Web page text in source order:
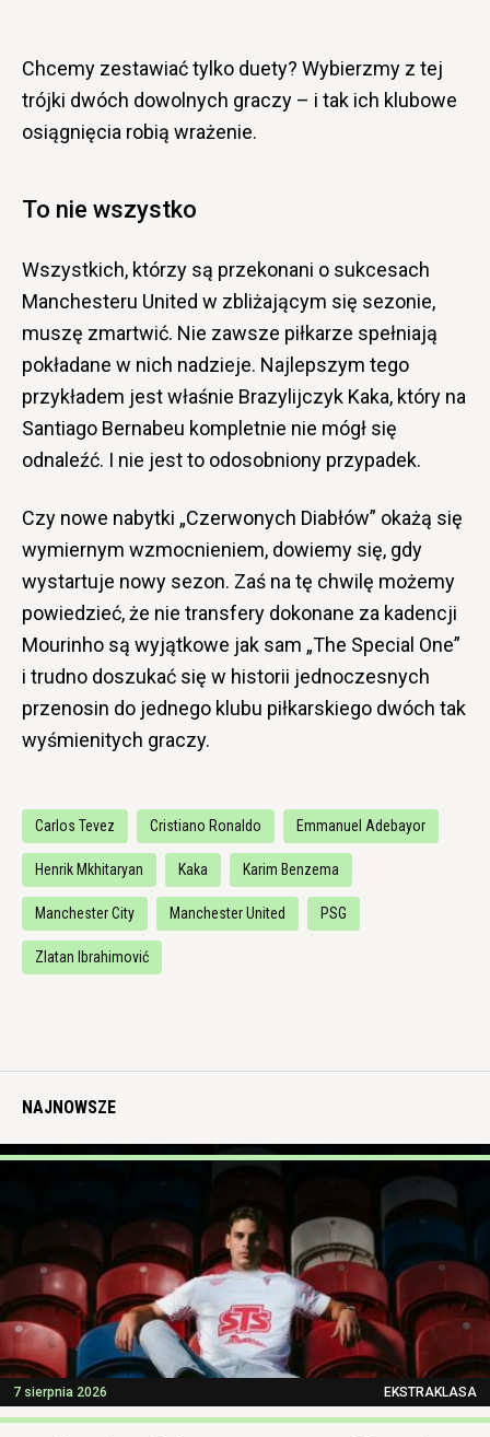
Chcemy zestawiać tylko duety? Wybierzmy z tej
trójki dwóch dowolnych graczy – i tak ich klubowe
osiągnięcia robią wrażenie.
To nie wszystko
Wszystkich, którzy są przekonani o sukcesach
Manchesteru United w zbliżającym się sezonie,
muszę zmartwić. Nie zawsze piłkarze spełniają
pokładane w nich nadzieje. Najlepszym tego
przykładem jest właśnie Brazylijczyk Kaka, który na
Santiago Bernabeu kompletnie nie mógł się
odnaleźć. I nie jest to odosobniony przypadek.
Czy nowe nabytki „Czerwonych Diabłów” okażą się
wymiernym wzmocnieniem, dowiemy się, gdy
wystartuje nowy sezon. Zaś na tę chwilę możemy
powiedzieć, że nie transfery dokonane za kadencji
Mourinho są wyjątkowe jak sam „The Special One”
i trudno doszukać się w historii jednoczesnych
przenosin do jednego klubu piłkarskiego dwóch tak
wyśmienitych graczy.
Carlos Tevez Cristiano Ronaldo Emmanuel Adebayor
Henrik Mkhitaryan Kaka Karim Benzema
Manchester City Manchester United PSG
Zlatan Ibrahimović
NAJNOWSZE
7 sierpnia 2026 EKSTRAKLASA